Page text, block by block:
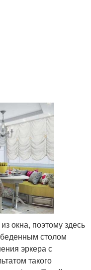
окна, поэтому здесь
столом
эркера с
такого